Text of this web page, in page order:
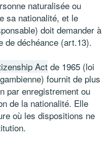
naturalisée ou
sa nationalité, et le
doit demander à
de déchéance (art.13).
Act de 1965 (loi
fournit de plus
par enregistrement ou
de la nationalité. Elle
où les dispositions ne